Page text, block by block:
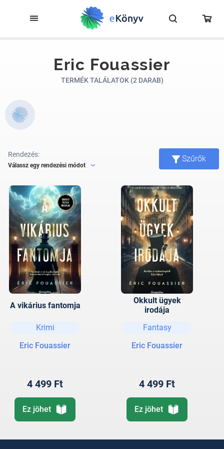
Eric Fouassier
TERMÉK TALÁLATOK (2 DARAB)
Rendezés:
Válassz egy rendezési módot
Szűrők
A vikárius fantomja
Krimi
Eric Fouassier
4 499 Ft
Ez jöhet
Okkult ügyek
irodája
Fantasy
Eric Fouassier
4 499 Ft
Ez jöhet